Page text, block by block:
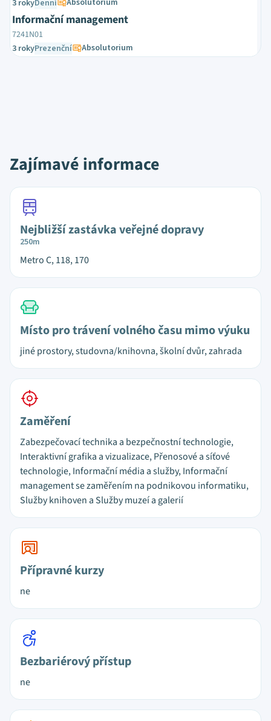
3 rokyDenní Absolutorium
Informační management
7241N01
3 rokyPrezenční Absolutorium
Zajímavé informace
Nejbližší zastávka veřejné dopravy
250m
Metro C, 118, 170
Místo pro trávení volného času mimo výuku
jiné prostory, studovna/knihovna, školní dvůr, zahrada
Zaměření
Zabezpečovací technika a bezpečnostní technologie,
Interaktivní grafika a vizualizace, Přenosové a síťové
technologie, Informační média a služby, Informační
management se zaměřením na podnikovou informatiku,
Služby knihoven a Služby muzeí a galerií
Přípravné kurzy
ne
Bezbariérový přístup
ne